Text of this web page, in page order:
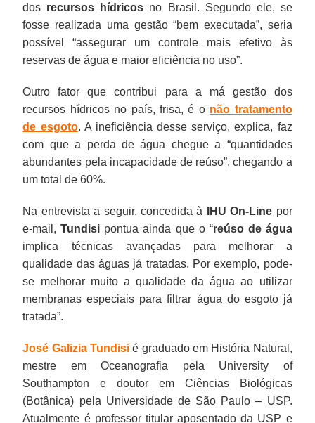
dos recursos hídricos no Brasil. Segundo ele, se
fosse realizada uma gestão “bem executada”, seria
possível “assegurar um controle mais efetivo às
reservas de água e maior eficiência no uso”.
Outro fator que contribui para a má gestão dos
recursos hídricos no país, frisa, é o não tratamento
de esgoto. A ineficiência desse serviço, explica, faz
com que a perda de água chegue a “quantidades
abundantes pela incapacidade de reúso”, chegando a
um total de 60%.
Na entrevista a seguir, concedida à IHU On-Line por
e-mail,Tundisi pontua ainda que o “reúso de água
implica técnicas avançadas para melhorar a
qualidade das águas já tratadas. Por exemplo, pode-
se melhorar muito a qualidade da água ao utilizar
membranas especiais para filtrar água do esgoto já
tratada”.
José Galizia Tundisi é graduado em História Natural,
mestre em Oceanografia pela University of
Southampton e doutor em Ciências Biológicas
(Botânica) pela Universidade de São Paulo – USP.
Atualmente é professor titular aposentado da USP e